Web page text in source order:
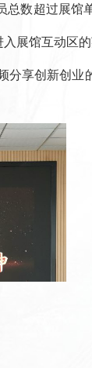
数超过展馆
展馆互动区
分享创新创业